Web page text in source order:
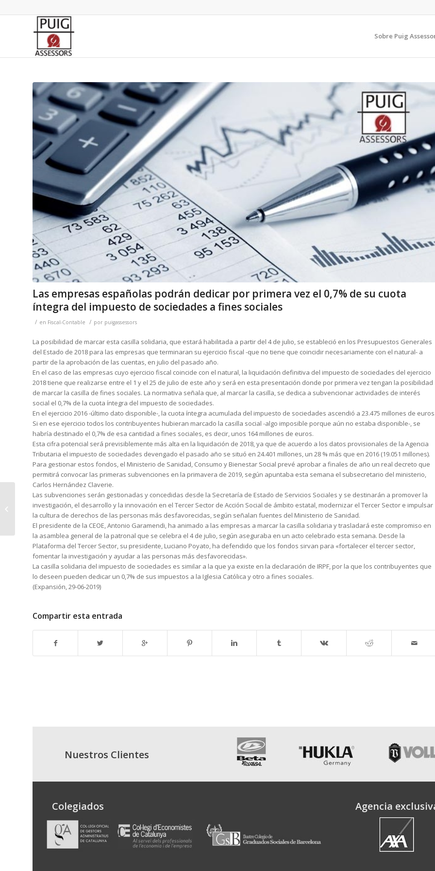
Sobre Puig
Las empresas españolas podrán dedicar por primera vez el 0,7% de su cuota
íntegra del impuesto de sociedades a fines sociales
/ en Fiscal-Contable / por puigassessors
La posibilidad de marcar esta casilla solidaria, que estará habilitada a partir del 4 de julio, se estableció en los Presupuestos Generales
del Estado de 2018 para las empresas que terminaran su ejercicio fiscal -que no tiene que coincidir necesariamente con el natural- a
partir de la aprobación de las cuentas, en julio del pasado año.
En el caso de las empresas cuyo ejercicio fiscal coincide con el natural, la liquidación definitiva del impuesto de sociedades del ejercicio
2018 tiene que realizarse entre el 1 y el 25 de julio de este año y será en esta presentación donde por primera vez tengan la posibilidad
de marcar la casilla de fines sociales. La normativa señala que, al marcar la casilla, se dedica a subvencionar actividades de interés
social el 0,7% de la cuota íntegra del impuesto de sociedades.
En el ejercicio 2016 -último dato disponible-, la cuota íntegra acumulada del impuesto de sociedades ascendió a 23.475 millones de
Si en ese ejercicio todos los contribuyentes hubieran marcado la casilla social -algo imposible porque aún no estaba disponible-, se
habría destinado el 0,7% de esa cantidad a fines sociales, es decir, unos 164 millones de euros.
Esta cifra potencial será previsiblemente más alta en la liquidación de 2018, ya que de acuerdo a los datos provisionales de la Agencia
Tributaria el impuesto de sociedades devengado el pasado año se situó en 24.401 millones, un 28 % más que en 2016 (19.051 millones).
Para gestionar estos fondos, el Ministerio de Sanidad, Consumo y Bienestar Social prevé aprobar a finales de año un real decreto que
permitirá convocar las primeras subvenciones en la primavera de 2019, según apuntaba esta semana el subsecretario del ministerio,
Carlos Hernández Claverie.
Las subvenciones serán gestionadas y concedidas desde la Secretaría de Estado de Servicios Sociales y se destinarán a promover la
investigación, el desarrollo y la innovación en el Tercer Sector de Acción Social de ámbito estatal, modernizar el Tercer Sector e impulsar
la cultura de derechos de las personas más desfavorecidas, según señalan fuentes del Ministerio de Sanidad.
El presidente de la CEOE, Antonio Garamendi, ha animado a las empresas a marcar la casilla solidaria y trasladará este compromiso en
la asamblea general de la patronal que se celebra el 4 de julio, según aseguraba en un acto celebrado esta semana. Desde la
Plataforma del Tercer Sector, su presidente, Luciano Poyato, ha defendido que los fondos sirvan para «fortalecer el tercer sector,
fomentar la investigación y ayudar a las personas más desfavorecidas».
La casilla solidaria del impuesto de sociedades es similar a la que ya existe en la declaración de IRPF, por la que los contribuyentes que
lo deseen pueden dedicar un 0,7% de sus impuestos a la Iglesia Católica y otro a fines sociales.
(Expansión, 29-06-2019)
Compartir esta entrada
Nuestros Clientes
Colegiados Agencia
Los inspectores de
Trabajo aconsejan
registrar las pausas
en el control hor...